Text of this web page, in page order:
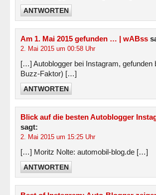
ANTWORTEN
Am 1. Mai 2015 gefunden … | wABss
2. Mai 2015 um 00:58 Uhr
[…] Autoblogger bei Instagram, gefunden
Buzz-Faktor) […]
ANTWORTEN
Blick auf die besten Autoblogger
sagt:
2. Mai 2015 um 15:25 Uhr
[…] Moritz Nolte: automobil-blog.de […]
ANTWORTEN